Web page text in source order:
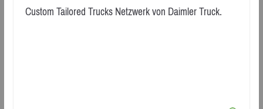
Custom Tailored Trucks Netzwerk von Daimler Truck.